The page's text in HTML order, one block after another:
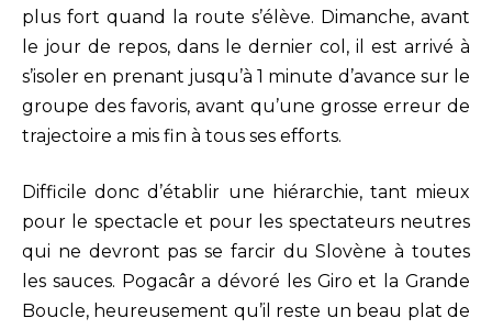
plus fort quand la route s’élève. Dimanche, avant
le jour de repos, dans le dernier col, il est arrivé à
s’isoler en prenant jusqu’à 1 minute d’avance sur le
groupe des favoris, avant qu’une grosse erreur de
trajectoire a mis fin à tous ses efforts.
Difficile donc d’établir une hiérarchie, tant mieux
pour le spectacle et pour les spectateurs neutres
qui ne devront pas se farcir du Slovène à toutes
les sauces. Pogacâr a dévoré les Giro et la Grande
Boucle, heureusement qu’il reste un beau plat de